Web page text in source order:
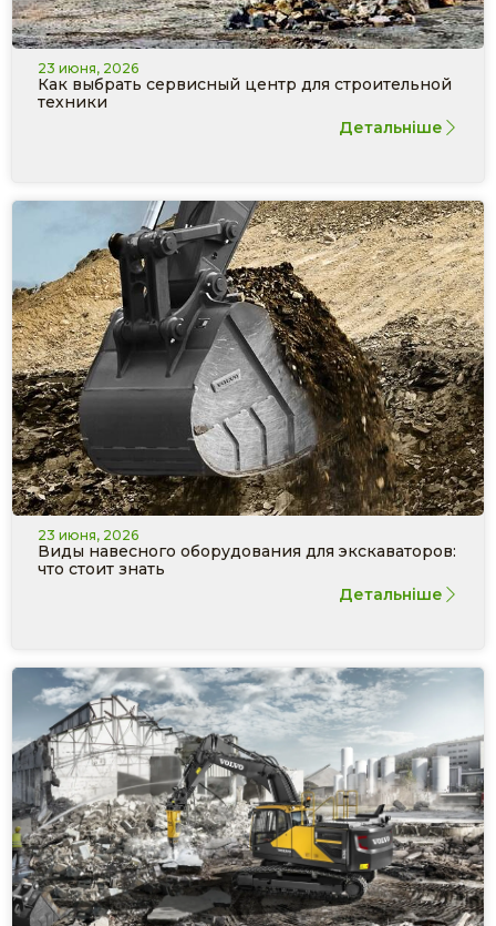
23 июня, 2026
Как выбрать сервисный центр для строительной
техники
Детальніше
23 июня, 2026
Виды навесного оборудования для экскаваторов:
что стоит знать
Детальніше